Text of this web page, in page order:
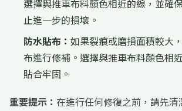
選擇與推車布料顏色相近的線，並確
止進一步的損壞。
防水貼布： 如果裂痕或磨損面積較大
布進行修補。選擇與推車布料顏色相
貼合牢固。
重要提示： 在進行任何修復之前，請先